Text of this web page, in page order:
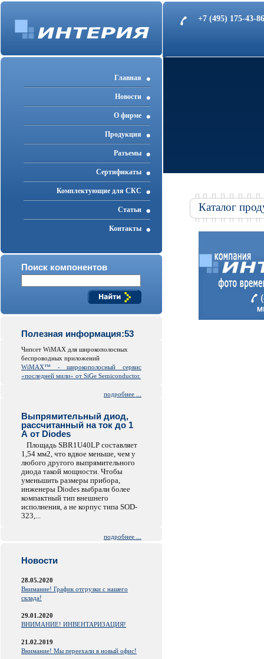
+7 (495) 175-43-
Главная
Новости
О фирме
Продукция
Разъемы
Cертификаты
Комплектующие для СКС
Статьи
Контакты
Поиск компонентов
Полезная информация:53
Чипсет WiMAX для широкополосных
беспроводных приложений
WiMAX™ - широкополосный сервис
«последней мили» от SiGe Semiconductor.
подробнее ...
Выпрямительный диод,
рассчитанный на ток до 1
А от Diodes
Площадь SBR1U40LP составляет
1,54 мм2, что вдвое меньше, чем у
любого другого выпрямительного
диода такой мощности. Чтобы
уменьшить размеры прибора,
инженеры Diodes выбрали более
компактный тип внешнего
исполнения, а не корпус типа SOD-
323,...
подробнее ...
Новости
28.05.2020
Внимание! График отгрузки с нашего
склада!
29.01.2020
ВНИМАНИЕ! ИНВЕНТАРИЗАЦИЯ!
21.02.2019
Внимание! Мы переехали в новый офис!
Каталог